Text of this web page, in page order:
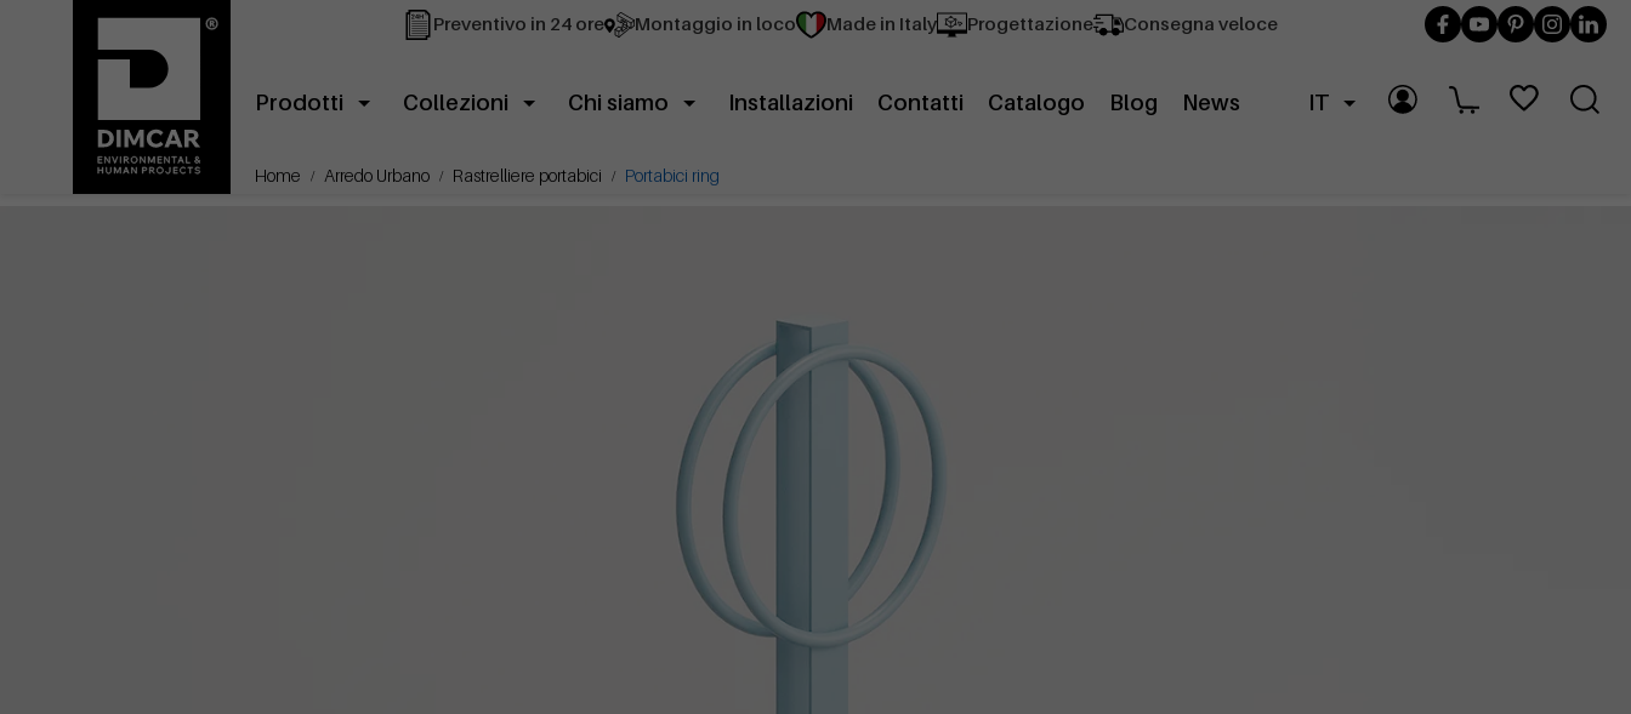
Preventivo in 24 ore Montaggio in loco Made in Italy Progettazione Consegna veloce
Prodotti Collezioni Chi siamo Installazioni Contatti Catalogo Blog News IT
Home Arredo Urbano Rastrelliere portabici Portabici ring